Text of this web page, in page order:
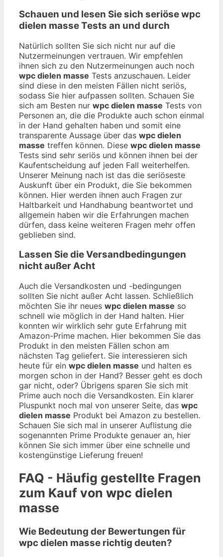
Schauen und lesen Sie sich seriösewpc
dielen masseTests an und durch
Natürlich sollten Sie sich nicht nur auf die
Nutzermeinungen vertrauen. Wir empfehlen
ihnen sich zu den Nutzermeinungen auch noch
wpc dielen masse Tests anzuschauen. Leider
sind diese in den meisten Fällen nicht seriös,
sodass Sie hier aufpassen sollten. Schauen Sie
sich am Besten nur wpc dielen masse Tests von
Personen an, die die Produkte auch schon einmal
in der Hand gehalten haben und somit eine
transparente Aussage über das wpc dielen
masse treffen können. Diese wpc dielen masse
Tests sind sehr seriös und können ihnen bei der
Kaufentscheidung auf jeden Fall weiterhelfen.
Unserer Meinung nach ist das die seriöseste
Auskunft über ein Produkt, die Sie bekommen
können. Hier werden ihnen auch Fragen zur
Haltbarkeit und Handhabung beantwortet und
allgemein haben wir die Erfahrungen machen
dürfen, dass keine weiteren Fragen mehr offen
geblieben sind.
Lassen Sie die Versandbedingungen
nicht außer Acht
Auch die Versandkosten und -bedingungen
sollten Sie nicht außer Acht lassen. Schließlich
möchten Sie ihr neues wpc dielen masse so
schnell wie möglich in der Hand halten. Hier
konnten wir wirklich sehr gute Erfahrung mit
Amazon-Prime machen. Hier bekommen Sie das
Produkt in den meisten Fällen schon am
nächsten Tag geliefert. Sie interessieren sich
heute für ein wpc dielen masse und halten es
morgen schon in der Hand? Besser geht es doch
gar nicht, oder? Übrigens sparen Sie sich mit
Prime auch noch die Versandkosten. Ein klarer
Pluspunkt noch mal von unserer Seite, das wpc
dielen masse Produkt bei Amazon zu bestellen.
Schauen Sie sich mal in unserer Auflistung die
sogenannten Prime Produkte genauer an, hier
können Sie sich immer über eine schnelle und
kostengünstige Lieferung freuen!
FAQ - Häufig gestellte Fragen
zum Kauf von wpc dielen
masse
Wie Bedeutung der Bewertungen für
wpc dielen masse richtig deuten?